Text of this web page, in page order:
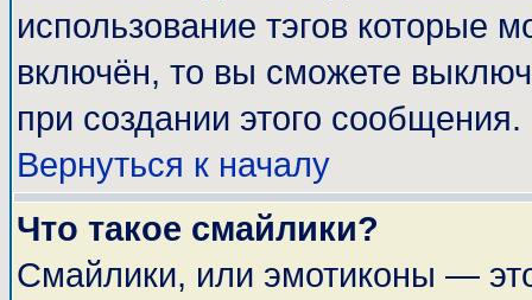
использование тэгов которые
включён, то вы сможете
при создании этого сообщения.
Вернуться к началу
Что такое смайлики?
Смайлики, или эмотиконы —